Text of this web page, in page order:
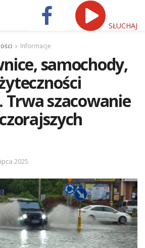
SŁUCHAJ
Informacje
samochody,
Trwa szacowanie
2025